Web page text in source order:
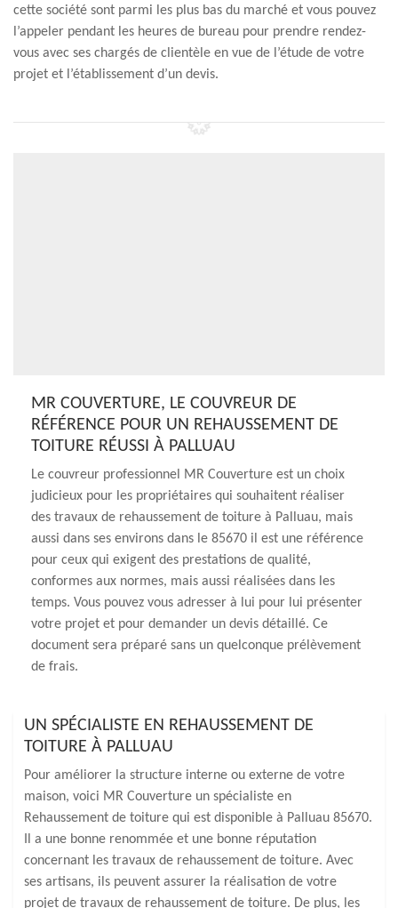
cette société sont parmi les plus bas du marché et vous pouvez
l’appeler pendant les heures de bureau pour prendre rendez-
vous avec ses chargés de clientèle en vue de l’étude de votre
projet et l’établissement d’un devis.
MR COUVERTURE, LE COUVREUR DE
RÉFÉRENCE POUR UN REHAUSSEMENT DE
TOITURE RÉUSSI À PALLUAU
Le couvreur professionnel MR Couverture est un choix
judicieux pour les propriétaires qui souhaitent réaliser
des travaux de rehaussement de toiture à Palluau, mais
aussi dans ses environs dans le 85670 il est une référence
pour ceux qui exigent des prestations de qualité,
conformes aux normes, mais aussi réalisées dans les
temps. Vous pouvez vous adresser à lui pour lui présenter
votre projet et pour demander un devis détaillé. Ce
document sera préparé sans un quelconque prélèvement
de frais.
UN SPÉCIALISTE EN REHAUSSEMENT DE
TOITURE À PALLUAU
Pour améliorer la structure interne ou externe de votre
maison, voici MR Couverture un spécialiste en
Rehaussement de toiture qui est disponible à Palluau 85670.
Il a une bonne renommée et une bonne réputation
concernant les travaux de rehaussement de toiture. Avec
ses artisans, ils peuvent assurer la réalisation de votre
projet de travaux de rehaussement de toiture. De plus, les